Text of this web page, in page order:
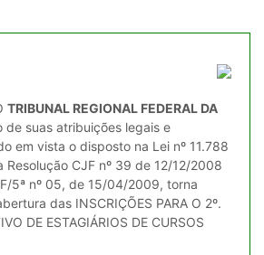
TRIBUNAL REGIONAL FEDERAL DA
de suas atribuições legais e
em vista o disposto na Lei nº 11.788
CJF nº 39 de 12/12/2008
5ª nº 05, de 15/04/2009, torna
das INSCRIÇÕES PARA O 2º.
DE ESTAGIÁRIOS DE CURSOS